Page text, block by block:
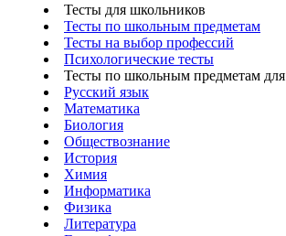
Тесты для школьников
Тесты по школьным предметам
Тесты на выбор профессий
Психологические тесты
Тесты по школьным предметам для
Русский язык
Математика
Биология
Обществознание
История
Химия
Информатика
Физика
Литература